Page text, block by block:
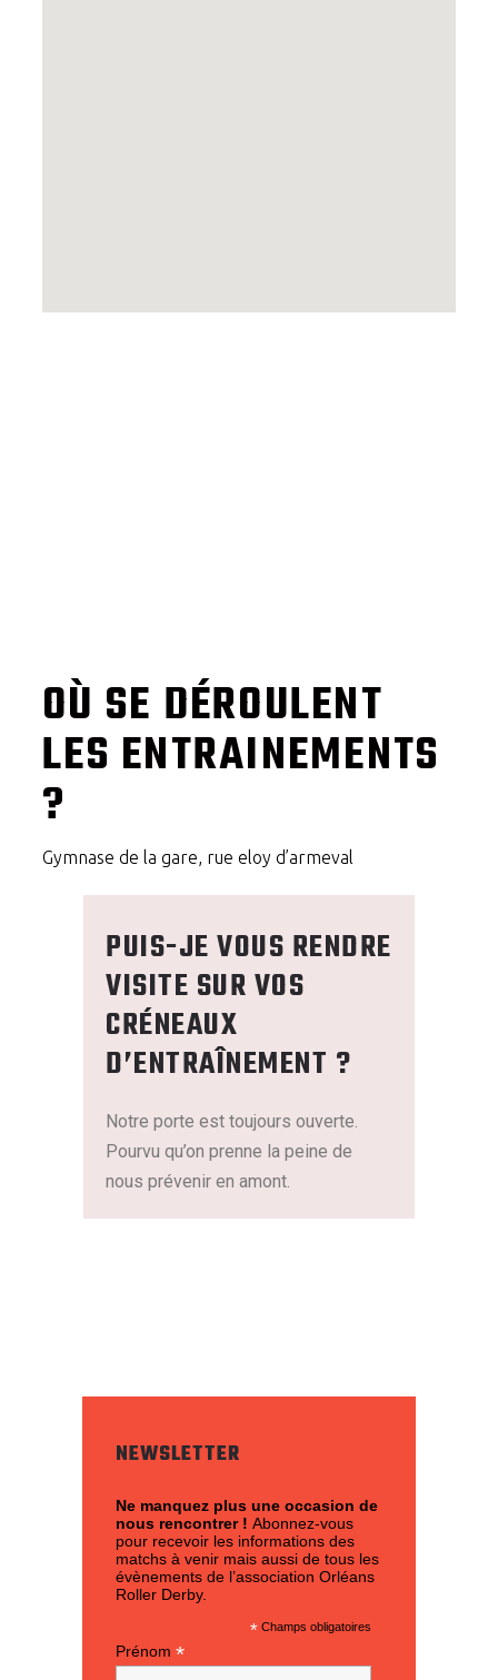
OÙ SE DÉROULENT
LES ENTRAINEMENTS
?
Gymnase de la gare, rue eloy d’armeval
PUIS-JE VOUS RENDRE
VISITE SUR VOS
CRÉNEAUX
D’ENTRAÎNEMENT ?
Notre porte est toujours ouverte.
Pourvu qu’on prenne la peine de
nous prévenir en amont.
NEWSLETTER
Ne manquez plus une occasion de
nous rencontrer ! Abonnez-vous
pour recevoir les informations des
matchs à venir mais aussi de tous les
évènements de l’association Orléans
Roller Derby.
* Champs obligatoires
Prénom *